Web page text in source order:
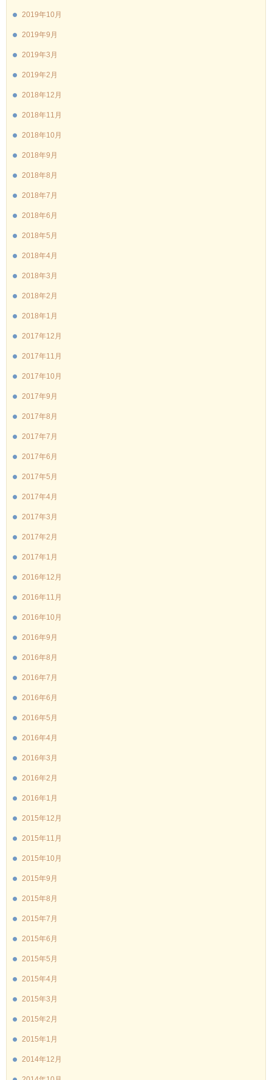
2019年10月
2019年9月
2019年3月
2019年2月
2018年12月
2018年11月
2018年10月
2018年9月
2018年8月
2018年7月
2018年6月
2018年5月
2018年4月
2018年3月
2018年2月
2018年1月
2017年12月
2017年11月
2017年10月
2017年9月
2017年8月
2017年7月
2017年6月
2017年5月
2017年4月
2017年3月
2017年2月
2017年1月
2016年12月
2016年11月
2016年10月
2016年9月
2016年8月
2016年7月
2016年6月
2016年5月
2016年4月
2016年3月
2016年2月
2016年1月
2015年12月
2015年11月
2015年10月
2015年9月
2015年8月
2015年7月
2015年6月
2015年5月
2015年4月
2015年3月
2015年2月
2015年1月
2014年12月